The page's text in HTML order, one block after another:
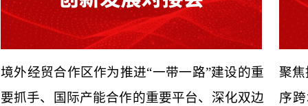
境外经贸合作区作为推进“一带一路”建设的重
要抓手、国际产能合作的重要平台、深化双边
聚
序